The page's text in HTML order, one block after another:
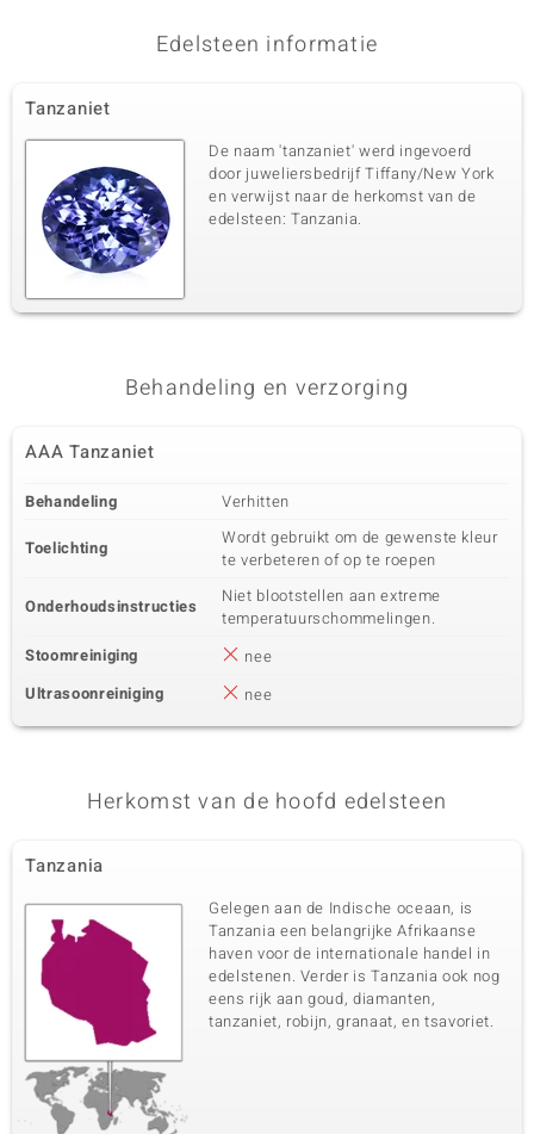
Edelsteen informatie
Tanzaniet
De naam 'tanzaniet' werd ingevoerd
door juweliersbedrijf Tiffany/New York
en verwijst naar de herkomst van de
edelsteen: Tanzania.
Behandeling en verzorging
AAA Tanzaniet
Behandeling Verhitten
Toelichting
Wordt gebruikt om de gewenste kleur
te verbeteren of op te roepen
Onderhoudsinstructies
Niet blootstellen aan extreme
temperatuurschommelingen.
Stoomreiniging
nee
Ultrasoonreiniging
nee
Herkomst van de hoofd edelsteen
Tanzania
Gelegen aan de Indische oceaan, is
Tanzania een belangrijke Afrikaanse
haven voor de internationale handel in
edelstenen. Verder is Tanzania ook nog
eens rijk aan goud, diamanten,
tanzaniet, robijn, granaat, en tsavoriet.